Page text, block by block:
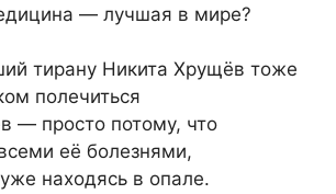
— лучшая в мире?
тирану Никита Хрущёв тоже
полечиться
— просто потому, что
её болезнями,
находясь в опале.